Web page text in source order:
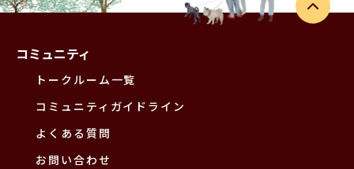
コミュニティ
トークルーム一覧
コミュニティガイドライン
よくある質問
お問い合わせ